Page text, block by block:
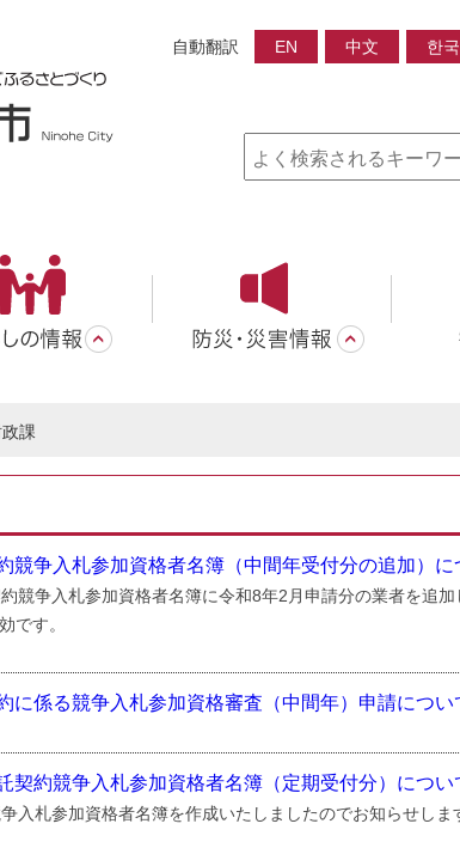
自動翻訳 EN 中文 한국
政課
競争入札参加資格者名簿（中間年受付分の追加）に
競争入札参加資格者名簿に令和8年2月申請分の業者を追
です。
に係る競争入札参加資格審査（中間年）申請につい
契約競争入札参加資格者名簿（定期受付分）につい
入札参加資格者名簿を作成いたしましたのでお知らせし